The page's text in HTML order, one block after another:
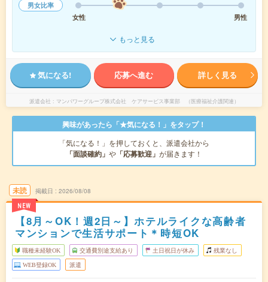
男女比率
女性
男性
もっと見る
気になる! 応募へ進む 詳しく見る
派遣会社 マンパワーグループ株式会社 ケアサービス事業部 （医療福祉介護関連）
興味があったら「★気になる！」をタップ！
「気になる！」を押しておくと、派遣会社から
「面談確約」 や 「応募歓迎」 が届きます！
未読
NEW
掲載日 2026/08/08
【8月～OK！週2日～】ホテルライクな高齢者
マンションで生活サポート＊時短OK
職種未経験OK 交通費別途支給あり 土日祝日が休み 残業なし
WEB登録OK 派遣